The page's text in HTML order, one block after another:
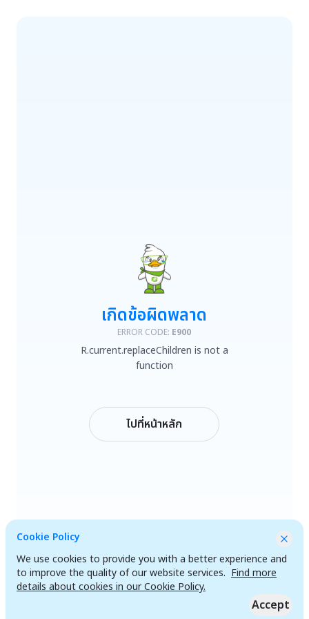
R.current.replaceChildren is not a function
เกิดข้อผิดพลาด
ERROR CODE: E900
R.current.replaceChildren is not a
function
ไปที่หน้าหลัก
Cookie Policy
We use cookies to provide you with a better experience and
to improve the quality of our website services. Find more
details about cookies in our Cookie Policy.
Accept